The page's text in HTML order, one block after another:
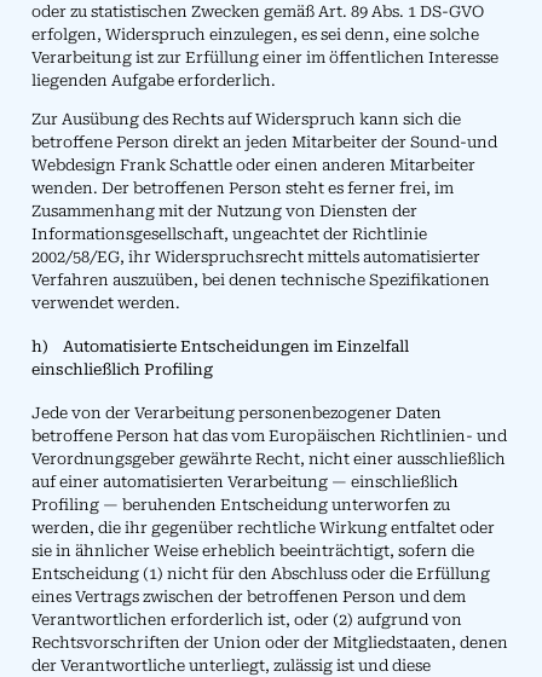
oder zu statistischen Zwecken gemäß Art. 89 Abs. 1 DS-GVO
erfolgen, Widerspruch einzulegen, es sei denn, eine solche
Verarbeitung ist zur Erfüllung einer im öffentlichen Interesse
liegenden Aufgabe erforderlich.
Zur Ausübung des Rechts auf Widerspruch kann sich die
betroffene Person direkt an jeden Mitarbeiter der Sound-und
Webdesign Frank Schattle oder einen anderen Mitarbeiter
wenden. Der betroffenen Person steht es ferner frei, im
Zusammenhang mit der Nutzung von Diensten der
Informationsgesellschaft, ungeachtet der Richtlinie
2002/58/EG, ihr Widerspruchsrecht mittels automatisierter
Verfahren auszuüben, bei denen technische Spezifikationen
verwendet werden.
h) Automatisierte Entscheidungen im Einzelfall
einschließlich Profiling
Jede von der Verarbeitung personenbezogener Daten
betroffene Person hat das vom Europäischen Richtlinien- und
Verordnungsgeber gewährte Recht, nicht einer ausschließlich
auf einer automatisierten Verarbeitung — einschließlich
Profiling — beruhenden Entscheidung unterworfen zu
werden, die ihr gegenüber rechtliche Wirkung entfaltet oder
sie in ähnlicher Weise erheblich beeinträchtigt, sofern die
Entscheidung (1) nicht für den Abschluss oder die Erfüllung
eines Vertrags zwischen der betroffenen Person und dem
Verantwortlichen erforderlich ist, oder (2) aufgrund von
Rechtsvorschriften der Union oder der Mitgliedstaaten, denen
der Verantwortliche unterliegt, zulässig ist und diese